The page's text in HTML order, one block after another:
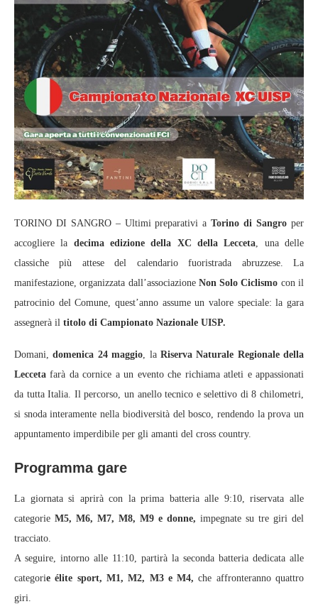
TORINO DI SANGRO – Ultimi preparativi aTorino di Sangro per
accogliere la decima edizione della XC della Lecceta, una delle
classiche più attese del calendario fuoristrada abruzzese. La
manifestazione, organizzata dall’associazioneNon Solo Ciclismo con il
patrocinio del Comune, quest’anno assume un valore speciale: la gara
assegnerà il titolo di Campionato Nazionale UISP.
Domani,domenica 24 maggio, laRiserva Naturale Regionale della
Lecceta farà da cornice a un evento che richiama atleti e appassionati
da tutta Italia. Il percorso, un anello tecnico e selettivo di 8 chilometri,
si snoda interamente nella biodiversità del bosco, rendendo la prova un
appuntamento imperdibile per gli amanti del cross country.
Programma gare
La giornata si aprirà con la prima batteria alle 9:10, riservata alle
categorie M5, M6, M7, M8, M9 e donne, impegnate su tre giri del
tracciato.
A seguire, intorno alle 11:10, partirà la seconda batteria dedicata alle
categorie élite sport, M1, M2, M3 e M4, che affronteranno quattro
giri.